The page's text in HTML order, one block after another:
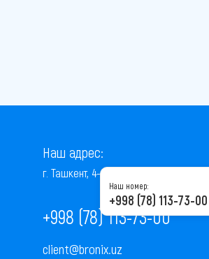
Наш адрес:
г. Ташкент, 4-й проезд Ниёзбек Йули, 7
+998 (78) 113-73-00
client@bronix.uz
Наш номер:
+998 (78) 113-73-00